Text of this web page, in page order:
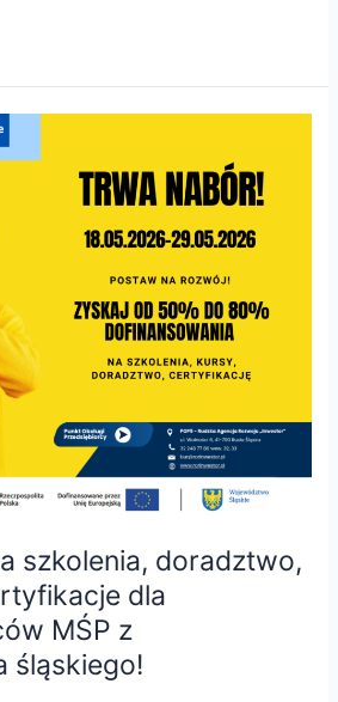
szkolenia, doradztwo,
dla
MŚP z
śląskiego!